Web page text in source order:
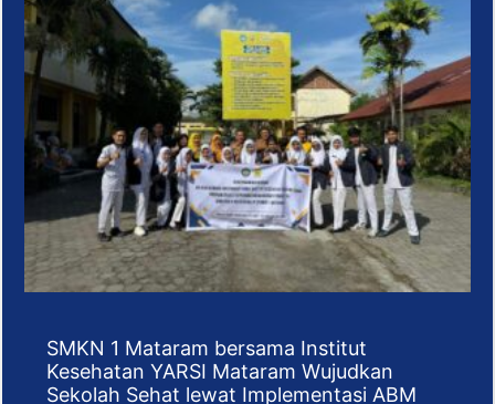
SMKN 1 Mataram bersama Institut
Kesehatan YARSI Mataram Wujudkan
Sekolah Sehat lewat Implementasi ABM